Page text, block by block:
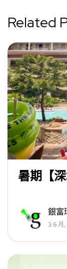
Related
暑期【
銀富
3 6 月